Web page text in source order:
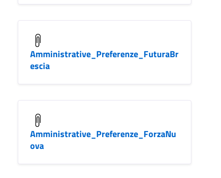
Amministrative_Preferenze_FuturaBr
escia
Amministrative_Preferenze_ForzaNu
ova